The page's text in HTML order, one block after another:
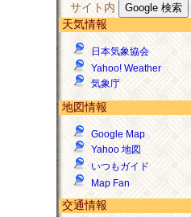
サイト内
天気情報
日本気象協会
Yahoo! Weather
気象庁
地図情報
Google Map
Yahoo 地図
いつもガイド
Map Fan
交通情報